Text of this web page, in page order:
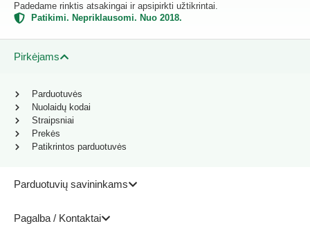
Padedame rinktis atsakingai ir apsipirkti užtikrintai.
Patikimi. Nepriklausomi. Nuo 2018.
Pirkėjams
Parduotuvių savininkams
Pagalba / Kontaktai
Parduotuvės
Nuolaidų kodai
Straipsniai
Prekės
Patikrintos parduotuvės